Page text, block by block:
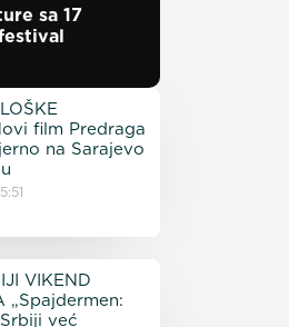
sa 17
film Predraga
na Sarajevo
VIKEND
„Spajdermen:
već